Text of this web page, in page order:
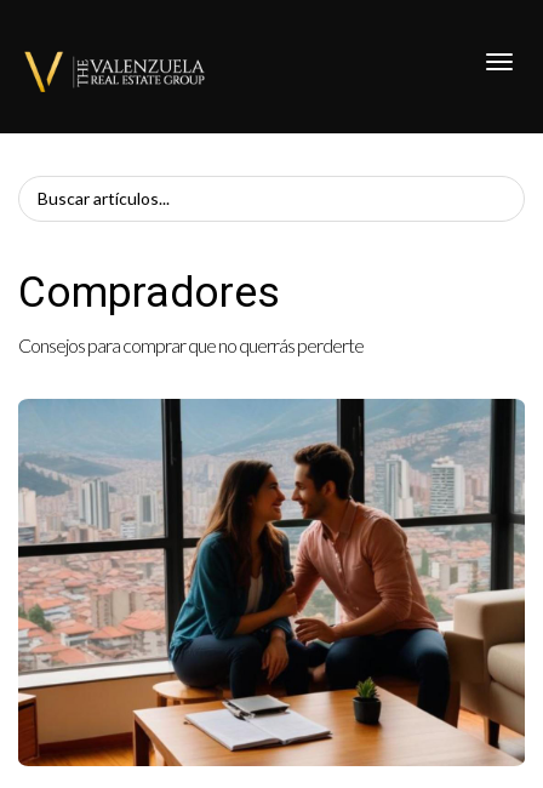
Compradores
Consejos para comprar que no querrás perderte